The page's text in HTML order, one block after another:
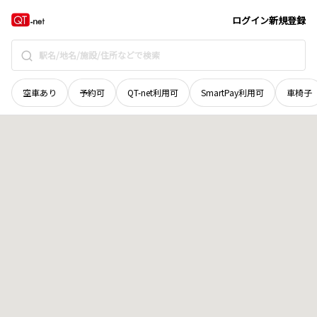
ログイン新規登録
空車あり 予約可 QT-net利用可 SmartPay利用可 車椅子
青森県